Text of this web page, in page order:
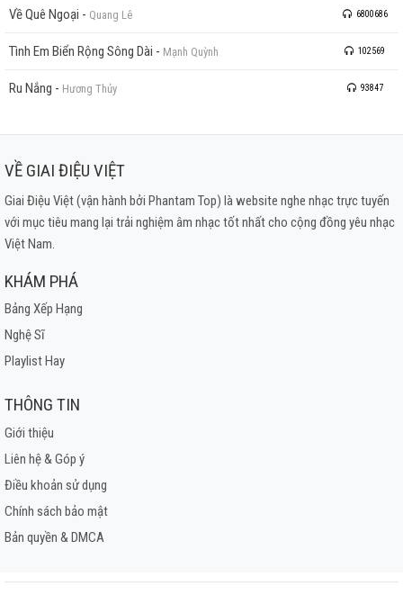
Về Quê Ngoại - Quang Lê 6800686
Tình Em Biển Rộng Sông Dài - Mạnh Quỳnh 102569
Ru Nắng - Hương Thủy 93847
VỀ GIAI ĐIỆU VIỆT
Giai Điệu Việt (vận hành bởi Phantam Top) là website nghe nhạc trực tuyến
với mục tiêu mang lại trải nghiệm âm nhạc tốt nhất cho cộng đồng yêu nhạc
Việt Nam.
KHÁM PHÁ
Bảng Xếp Hạng
Nghệ Sĩ
Playlist Hay
THÔNG TIN
Giới thiệu
Liên hệ & Góp ý
Điều khoản sử dụng
Chính sách bảo mật
Bản quyền & DMCA